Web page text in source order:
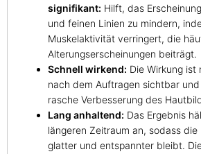
signifikant: Hilft, das
und feinen Linien zu mindern,
Muskelaktivität verringert, die
Alterungserscheinungen beiträgt.
Schnell wirkend: Die Wirkung ist
nach dem Auftragen sichtbar
rasche Verbesserung des
Lang anhaltend: Das Ergebnis
längeren Zeitraum an, sodass die
glatter und entspannter bleibt.